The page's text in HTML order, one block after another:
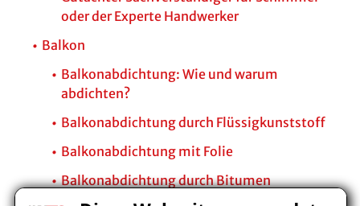
oder der Experte Handwerker
Balkon
Balkonabdichtung: Wie und warum
abdichten?
Balkonabdichtung durch Flüssigkunststoff
Balkonabdichtung mit Folie
Balkonabdichtung durch Bitumen